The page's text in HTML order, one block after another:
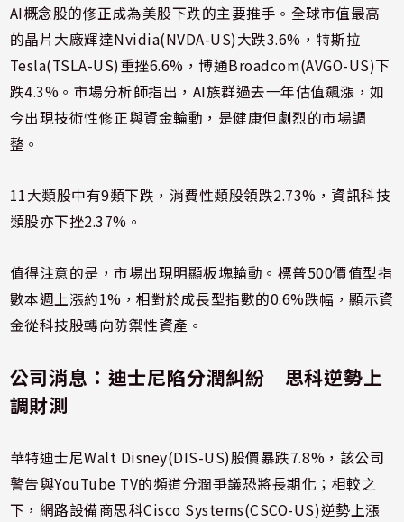
AI概念股的修正成為美股下跌的主要推手。全球市值最高
的晶片大廠輝達Nvidia(NVDA-US)大跌3.6%，特斯拉
Tesla(TSLA-US)重挫6.6%，博通Broadcom(AVGO-US)下
跌4.3%。市場分析師指出，AI族群過去一年估值飆漲，如
今出現技術性修正與資金輪動，是健康但劇烈的市場調
整。
11大類股中有9類下跌，消費性類股領跌2.73%，資訊科技
類股亦下挫2.37%。
值得注意的是，市場出現明顯板塊輪動。標普500價值型指
數本週上漲約1%，相對於成長型指數的0.6%跌幅，顯示資
金從科技股轉向防禦性資產。
公司消息：迪士尼陷分潤糾紛 思科逆勢上
調財測
華特迪士尼Walt Disney(DIS-US)股價暴跌7.8%，該公司
警告與YouTube TV的頻道分潤爭議恐將長期化；相較之
下，網路設備商思科Cisco Systems(CSCO-US)逆勢上漲